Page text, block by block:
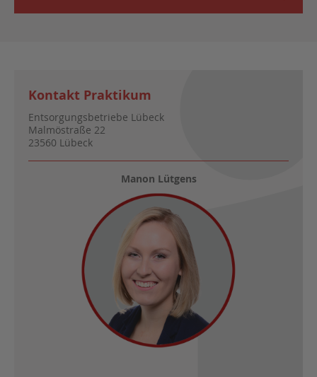
Kontakt Praktikum
Entsorgungsbetriebe Lübeck
Malmöstraße 22
23560 Lübeck
Manon Lütgens